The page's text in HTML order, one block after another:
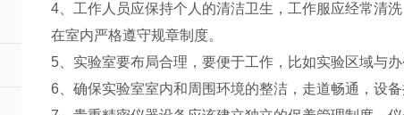
4、工作人员应保持个人的清洁卫生，工作服应经常清
在室内严格遵守规章制度。
5、实验室要布局合理，要便于工作，比如实验区域与
6、确保实验室室内和周围环境的整洁，走道畅通，设备